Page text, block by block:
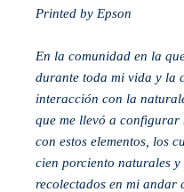
Printed by Epson
En la comunidad en la
durante toda mi vida y la
interacción con la
que me llevó a configurar
con estos elementos, los
cien porciento naturales y
recolectados en mi andar